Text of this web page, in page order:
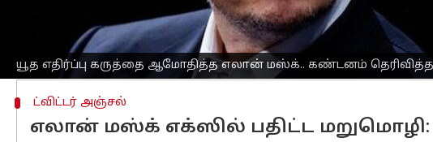
யூத எதிர்ப்பு கருத்தை ஆமோதித்த எலான் மஸ்க்.. கண்டனம்
குறிப்பிட்ட இனத்திற்கு எதிரான
ட்விட்டர் அஞ்சல்
எலான் மஸ்க் எக்ஸில் பதிட்ட மறுமொழி: